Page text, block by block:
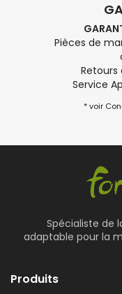
Pièces de
Service
* voir
Spécialiste de
adaptable pour la
Produits